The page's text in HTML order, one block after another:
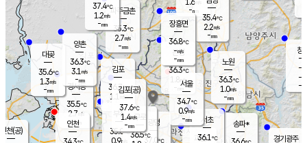
-mm
과천
경기광주
경서동
35.5℃
2.7 m/s
-mm
파주금촌
35.3℃
2.7m/s
-mm
대곶
35.6℃
1.3m/s
-mm
창
-
-m/
-
37.4℃
1.2m/s
-mm
김포
36.7℃
1.1 m/s
mm
광명
37.0
℃
부천
35.0℃
0.9m/s
양촌
36.3℃
3.1 m/s
-mm
구로
36.5℃
은평
36.3℃
1.8 m/s
- mm
노원
36.3℃
1.0m/s
-mm
송파*
서초
36.1℃
35.4℃
2.2m/s
-mm
장흥면
36.8℃
-m/s
-mm
인천(공)
김포(공)
37.6℃
1.4m/s
-mm
인천
서울
34.7℃
0.9m/s
-mm